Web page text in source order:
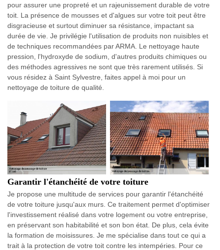
pour assurer une propreté et un rajeunissement durable de votre
toit. La présence de mousses et d'algues sur votre toit peut être
disgracieuse et surtout diminuer sa résistance, impactant sa
durée de vie. Je privilégie l'utilisation de produits non nuisibles et
de techniques recommandées par ARMA. Le nettoyage haute
pression, l'hydroxyde de sodium, d'autres produits chimiques ou
des méthodes agressives ne sont que très rarement utilisés. Si
vous résidez à Saint Sylvestre, faites appel à moi pour un
nettoyage de toiture de qualité.
Garantir l'étanchéité de votre toiture
Je propose une multitude de services pour garantir l'étanchéité
de votre toiture jusqu'aux murs. Ce traitement permet d'optimiser
l'investissement réalisé dans votre logement ou votre entreprise,
en préservant son habitabilité et son bon état. De plus, cela évite
la formation de moisissures. Je me spécialise dans tout ce qui a
trait à la protection de votre toit contre les intempéries. Pour ce